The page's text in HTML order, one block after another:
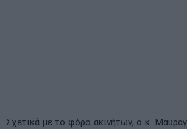
Σχετικά με το φόρο ακινήτων, ο κ.